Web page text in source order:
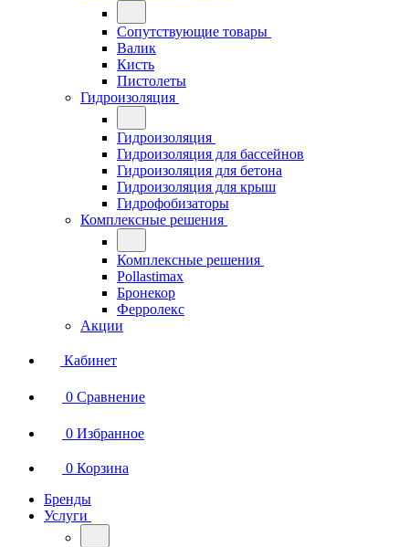
Сопутствующие товары
Валик
Кисть
Пистолеты
Гидроизоляция
Гидроизоляция
Гидроизоляция для бассейнов
Гидроизоляция для бетона
Гидроизоляция для крыш
Гидрофобизаторы
Комплексные решения
Комплексные решения
Pollastimax
Бронекор
Ферролекс
Акции
Кабинет
0 Сравнение
0 Избранное
0 Корзина
Бренды
Услуги